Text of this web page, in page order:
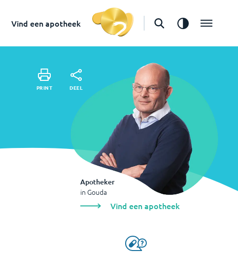
Vind een apotheek
Gouda
Vind een apotheek
PRINT DEEL
Apotheker
in Gouda
Vind een apotheek